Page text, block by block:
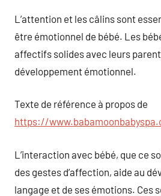
L’attention et les câlins sont
être émotionnel de bébé. Les
affectifs solides avec leurs
développement émotionnel.
Texte de référence à propos de
https://
L’interaction avec bébé, que ce
des gestes d’affection, aide au
langage et de ses émotions. Ces